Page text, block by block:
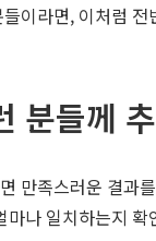
이라면, 이처럼
분들께
만족스러운 결과
나 일치하는지 확